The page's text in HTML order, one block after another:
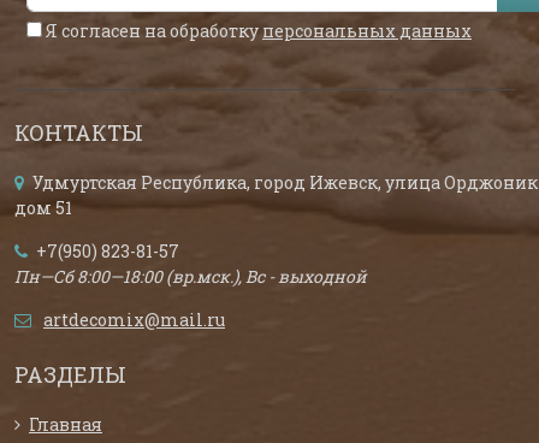
Я согласен на обработку персональных данных
КОНТАКТЫ
Удмуртская Республика, город Ижевск, улица
дом 51
+7(950) 823-81-57
Пн—Сб 8:00—18:00 (вр.мск.), Вс - выходной
artdecomix@mail.ru
РАЗДЕЛЫ
Главная